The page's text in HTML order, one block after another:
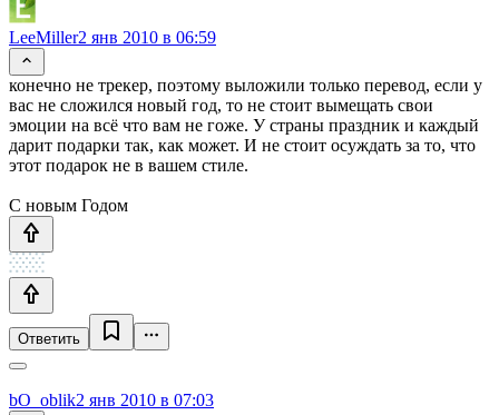
LeeMiller2 янв 2010 в 06:59
конечно не трекер, поэтому выложили только перевод, если у
вас не сложился новый год, то не стоит вымещать свои
эмоции на всё что вам не гоже. У страны праздник и каждый
дарит подарки так, как может. И не стоит осуждать за то, что
этот подарок не в вашем стиле.
С новым Годом
Ответить
bO_oblik2 янв 2010 в 07:03